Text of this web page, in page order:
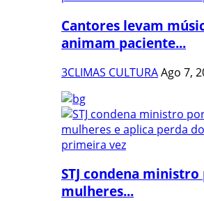
Cantores levam
animam paciente...
3CLIMAS CULTURAAgo 7,
STJ condena
mulheres...